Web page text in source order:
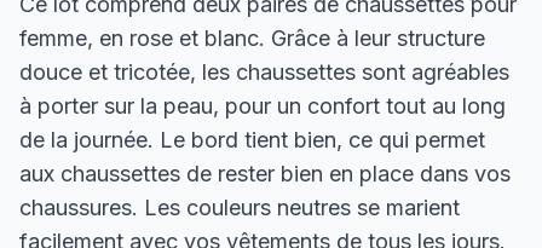
femme, en rose et blanc. Grâce à leur structure
douce et tricotée, les chaussettes sont agréables
à porter sur la peau, pour un confort tout au long
de la journée. Le bord tient bien, ce qui permet
aux chaussettes de rester bien en place dans vos
chaussures. Les couleurs neutres se marient
facilement avec vos vêtements de tous les jours.